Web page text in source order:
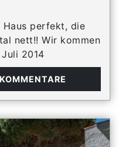
Haus perfekt, die
nett!! Wir kommen
2014